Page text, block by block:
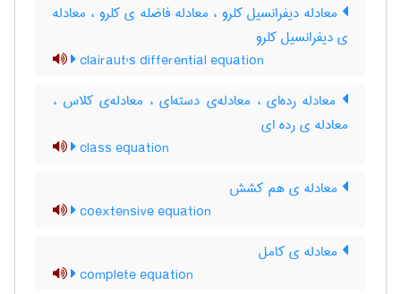
معادله دیفرانسیل کلرو ، معادله فاضله ی کلرو ، معادله
ی دیفرانسیل کلرو
clairaut's differential equation
معادله رده‌ای ، معادله‌ی دسته‌ای ، معادله‌ی کلاس ،
معادله ی رده ای
class equation
معادله ی هم کشش
coextensive equation
معادله ی کامل
complete equation